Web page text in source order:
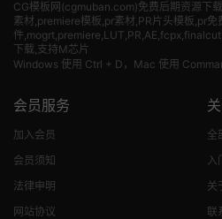
CG模板网(cgmuban.com)免费后期资源下
素材 ,premiere模板,pr素材,PR片头模板,pr免
件
下载,支持M芯片
Windows 使用 Ctrl + D，Mac 使用
会员服务
加入会员
会员须知
法律申明
网站协议
全
入
关
联